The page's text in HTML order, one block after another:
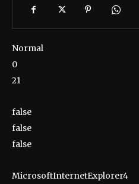
Normal
0
21
false
false
false
MicrosoftInternetExplorer4